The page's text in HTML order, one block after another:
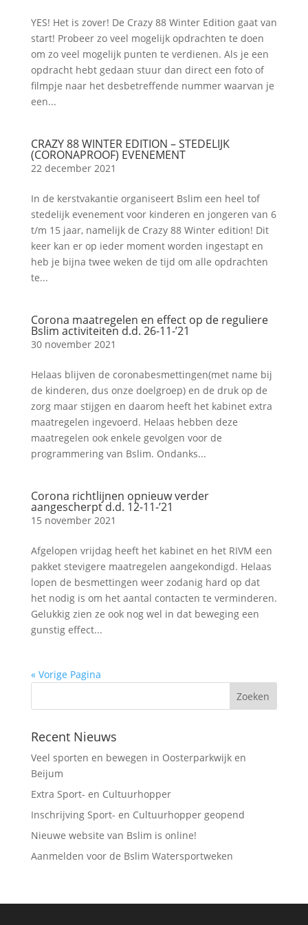
YES! Het is zover! De Crazy 88 Winter Edition gaat van
start! Probeer zo veel mogelijk opdrachten te doen
om zo veel mogelijk punten te verdienen. Als je een
opdracht hebt gedaan stuur dan direct een foto of
filmpje naar het desbetreffende nummer waarvan je
een...
CRAZY 88 WINTER EDITION – STEDELIJK
(CORONAPROOF) EVENEMENT
22 december 2021
In de kerstvakantie organiseert Bslim een heel tof
stedelijk evenement voor kinderen en jongeren van 6
t/m 15 jaar, namelijk de Crazy 88 Winter edition! Dit
keer kan er op ieder moment worden ingestapt en
heb je bijna twee weken de tijd om alle opdrachten
te...
Corona maatregelen en effect op de reguliere
Bslim activiteiten d.d. 26-11-’21
30 november 2021
Helaas blijven de coronabesmettingen(met name bij
de kinderen, dus onze doelgroep) en de druk op de
zorg maar stijgen en daarom heeft het kabinet extra
maatregelen ingevoerd. Helaas hebben deze
maatregelen ook enkele gevolgen voor de
programmering van Bslim. Ondanks...
Corona richtlijnen opnieuw verder
aangescherpt d.d. 12-11-’21
15 november 2021
Afgelopen vrijdag heeft het kabinet en het RIVM een
pakket stevigere maatregelen aangekondigd. Helaas
lopen de besmettingen weer zodanig hard op dat
het nodig is om het aantal contacten te verminderen.
Gelukkig zien ze ook nog wel in dat beweging een
gunstig effect...
« Vorige Pagina
Recent Nieuws
Veel sporten en bewegen in Oosterparkwijk en
Beijum
Extra Sport- en Cultuurhopper
Inschrijving Sport- en Cultuurhopper geopend
Nieuwe website van Bslim is online!
Aanmelden voor de Bslim Watersportweken